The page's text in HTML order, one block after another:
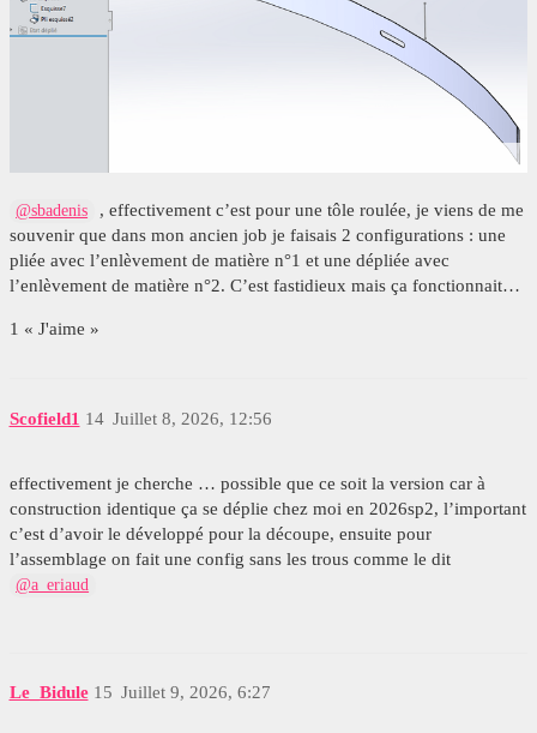
@sbadenis
, effectivement c’est pour une tôle roulée, je viens de me
souvenir que dans mon ancien job je faisais 2 configurations : une
pliée avec l’enlèvement de matière n°1 et une dépliée avec
l’enlèvement de matière n°2. C’est fastidieux mais ça fonctionnait…
1 « J'aime »
Scofield1 Juillet 8, 2026, 12:56
14
effectivement je cherche … possible que ce soit la version car à
construction identique ça se déplie chez moi en 2026sp2, l’important
c’est d’avoir le développé pour la découpe, ensuite pour
l’assemblage on fait une config sans les trous comme le dit
@a_eriaud
Le_Bidule Juillet 9, 2026, 6:27
15